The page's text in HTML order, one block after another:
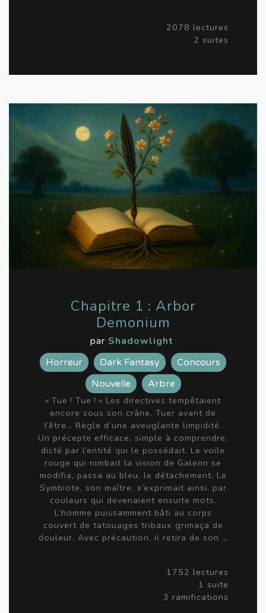
2078 lectures
2 suites
Chapitre 1 : Arbor
Demonium
par Shadowlight
Horreur Dark Fantasy
Concours
Nouvelle
Arbre
« Tue ! Tue ! » Les directives tempêtaient
encore sous son crâne. Tuer avant de
l’être… Règle d’une aveuglante limpidité.
Un précepte efficace, simple à comprendre,
dicté par l’entité qui le possédait. Le voile
rouge qui nimbait la vision de Galenn se
modifia, passa au bleu, le détachement. Le
Symbiote, son maître, s’exprimait ainsi, par
couleurs qui devenaient ensuite mots.
L’homme puissamment bâti au corps
couvert de tatouages tribaux grimaça de
douleur. Avec précaution, il retira de son …
1752 lectures
1 suite
3 ramifications